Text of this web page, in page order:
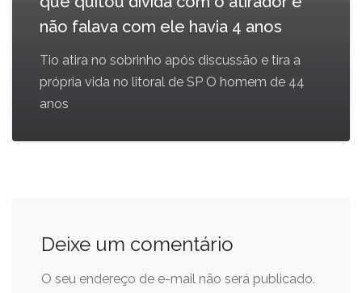
não falava com ele havia 4 anos
Tio atira no sobrinho após discussão e tira a
própria vida no litoral de SP O homem de 44
anos
Deixe um comentário
O seu endereço de e-mail não será publicado.